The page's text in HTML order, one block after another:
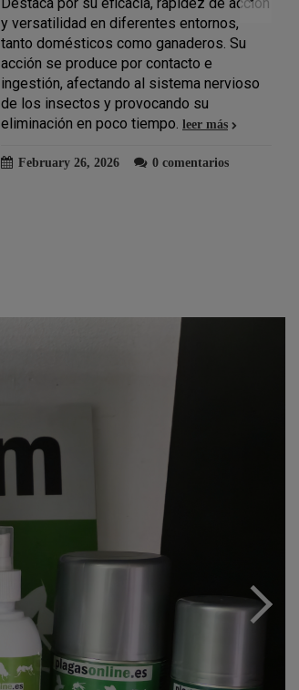
tejidos foliares, comprometiendo la salud
de las plantas y reduciendo su
rendimiento. Para combatir esta plaga,
existen insecticidas específicos que
permiten un control efectivo. Es
fundamental conocer sus características y
adecuadamente los cultivos y mantener un